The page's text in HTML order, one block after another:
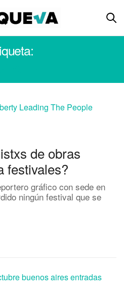
de obras
festivales?
gráfico con sede en
ningún festival que se